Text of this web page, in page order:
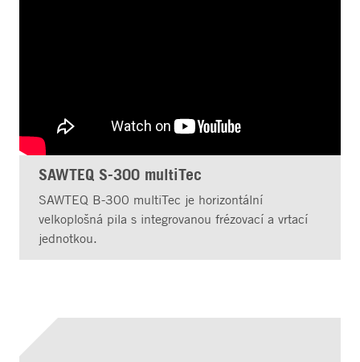
SAWTEQ S-300 multiTec
SAWTEQ B-300 multiTec je horizontální
velkoplošná pila s integrovanou frézovací a vrtací
jednotkou.